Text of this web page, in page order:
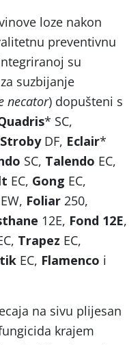
loze nakon
preventivnu
su
suzbijanje
necator) dopušteni s
* SC,
StrobyDF, Eclair*
SC, Talendo EC,
EC, Gong EC,
EW, Foliar 250,
12E, Fond 12E,
Trapez EC,
EC, Flamenco i
na sivu plijesan
krajem